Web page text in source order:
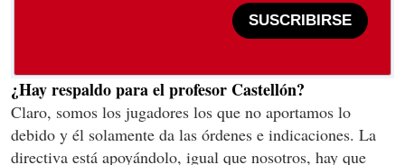
SUSCRIBIRSE
¿Hay respaldo para el profesor Castellón?
Claro, somos los jugadores los que no aportamos lo
debido y él solamente da las órdenes e indicaciones. La
directiva está apoyándolo, igual que nosotros, hay que